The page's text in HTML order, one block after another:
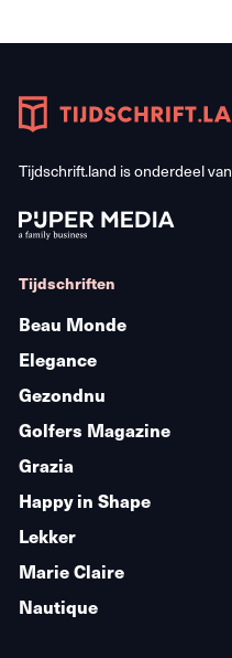
Tijdschrift.land is onderdeel van
Tijdschriften
Beau Monde
Elegance
Gezondnu
Golfers Magazine
Grazia
Happy in Shape
Lekker
Marie Claire
Nautique